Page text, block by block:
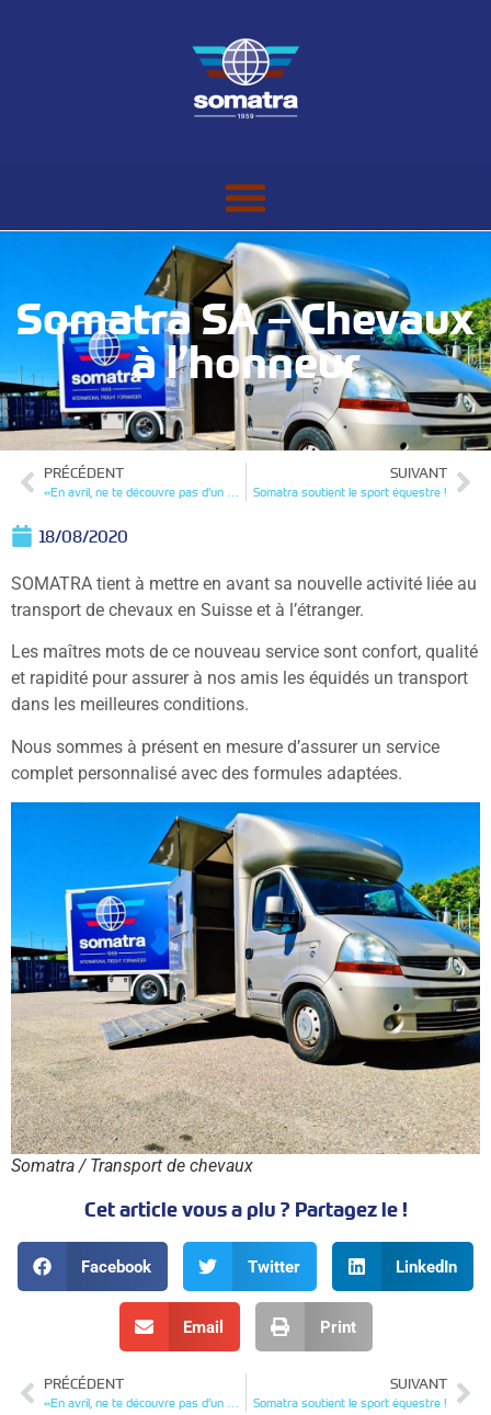
Somatra SA – Chevaux
à l’honneur
PRÉCÉDENT
«En avril, ne te découvre pas d’un … masque!»
SUIVANT
Somatra soutient le sport équestre !
18/08/2020
SOMATRA tient à mettre en avant sa nouvelle activité liée au
transport de chevaux en Suisse et à l’étranger.
Les maîtres mots de ce nouveau service sont confort, qualité
et rapidité pour assurer à nos amis les équidés un transport
dans les meilleures conditions.
Nous sommes à présent en mesure d’assurer un service
complet personnalisé avec des formules adaptées.
Somatra / Transport de chevaux
Cet article vous a plu ? Partagez le !
Facebook Twitter LinkedIn
Email Print
PRÉCÉDENT
«En avril, ne te découvre pas d’un … masque!»
SUIVANT
Somatra soutient le sport équestre !